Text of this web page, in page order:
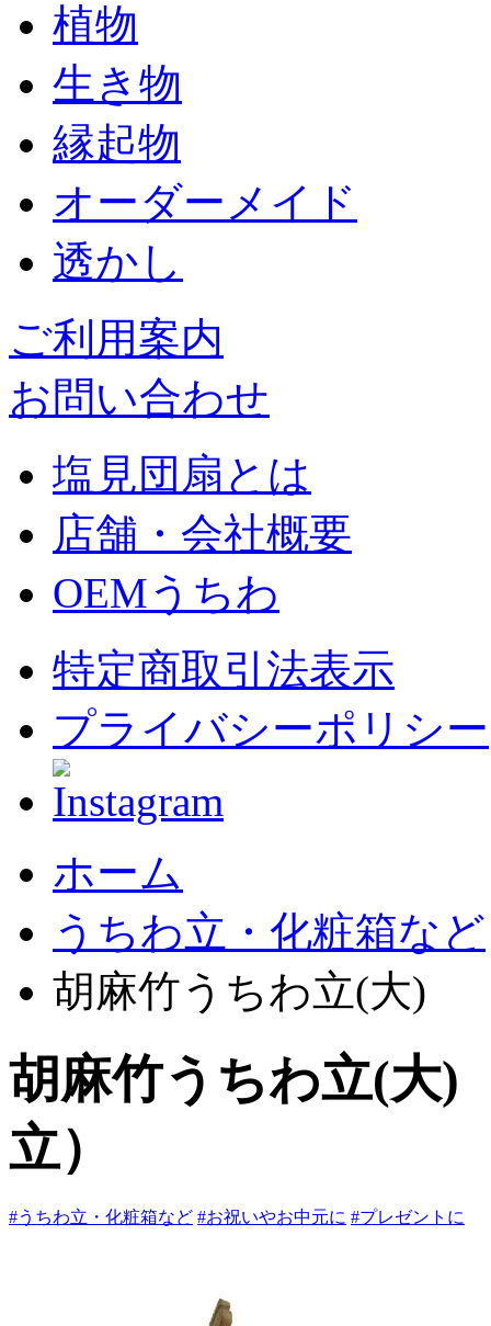
植物
生き物
縁起物
オーダーメイド
透かし
ご利用案内
お問い合わせ
塩見団扇とは
店舗・会社概要
OEMうちわ
特定商取引法表示
プライバシーポリシー
ホーム
うちわ立・化粧箱など
胡麻竹うちわ立(大
胡麻竹うちわ立(大
立）
#うちわ立・化粧箱など #お祝いやお中元に #プレゼントに